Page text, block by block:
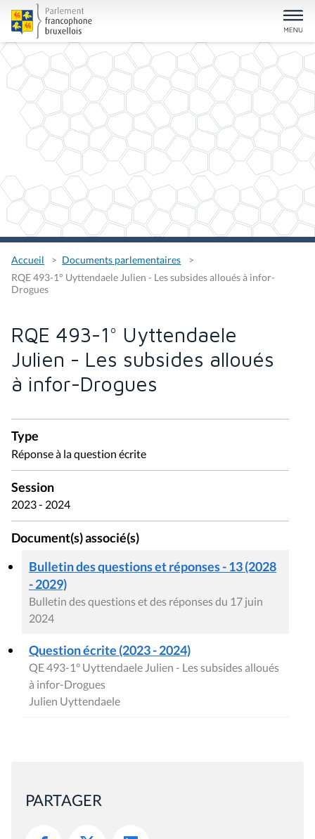
Accueil
Documents parlementaires
RQE 493-1° Uyttendaele Julien - Les subsides alloués à infor-
Drogues
RQE 493-1° Uyttendaele
Julien - Les subsides alloués
à infor-Drogues
Type
Réponse à la question écrite
Session
2023 - 2024
Document(s) associé(s)
Bulletin des questions et réponses - 13 (2028
- 2029)
Bulletin des questions et des réponses du 17 juin
2024
Question écrite (2023 - 2024)
QE 493-1° Uyttendaele Julien - Les subsides alloués
à infor-Drogues
Julien Uyttendaele
PARTAGER